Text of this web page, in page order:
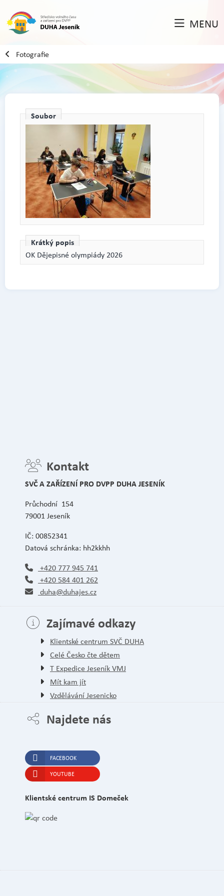
MENU
Fotografie
Soubor
Krátký popis
OK Dějepisné olympiády 2026
Kontakt
SVČ A ZAŘÍZENÍ PRO DVPP DUHA JESENÍK
Průchodní 154
79001 Jeseník
IČ: 00852341
Datová schránka: hh2kkhh
+420 777 945 741
+420 584 401 262
duha@duhajes.cz
Zajímavé odkazy
Klientské centrum SVČ DUHA
Celé Česko čte dětem
T Expedice Jeseník VMJ
Mít kam jít
Vzdělávání Jesenicko
Najdete nás
FACEBOOK
YOUTUBE
Klientské centrum IS Domeček